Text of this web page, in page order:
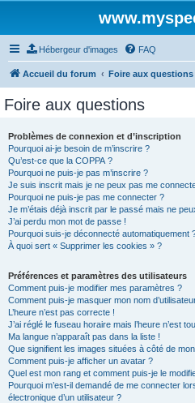
Hébergeur d'images FAQ
Accueil du forum Foire aux questions
Foire aux questions
Problèmes de connexion et d’inscription
Pourquoi ai-je besoin de m’inscrire ?
Qu’est-ce que la COPPA ?
Pourquoi ne puis-je pas m’inscrire ?
Je suis inscrit mais je ne peux pas me
Pourquoi ne puis-je pas me connecter ?
Je m’étais déjà inscrit par le passé mais ne
J’ai perdu mon mot de passe !
Pourquoi suis-je déconnecté automatiquement
À quoi sert « Supprimer les cookies » ?
Préférences et paramètres des utilisateurs
Comment puis-je modifier mes paramètres ?
Comment puis-je masquer mon nom
L’heure n’est pas correcte !
J’ai réglé le fuseau horaire mais l’heure n’est
Ma langue n’apparaît pas dans la liste !
Que signifient les images situées à côté de
Comment puis-je afficher un avatar ?
Quel est mon rang et comment puis-je le
Pourquoi m’est-il demandé de me connecter
électronique d’un utilisateur ?